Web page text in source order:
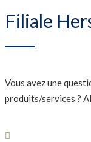
Filiale
Vous avez une
produits/services ?